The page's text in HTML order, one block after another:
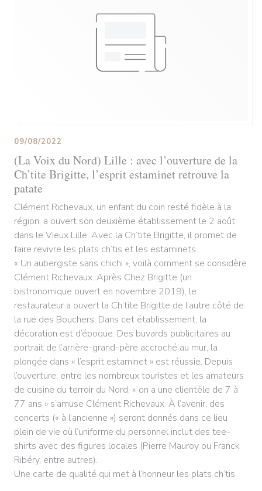
(La Voix du Nord) Lille : avec l’ouverture de la
Ch’tite Brigitte, l’esprit estaminet retrouve la
patate
09/08/2022
Clément Richevaux, un enfant du coin resté fidèle à la
région, a ouvert son deuxième établissement le 2 août
dans le Vieux Lille. Avec la Ch’tite Brigitte, il promet de
faire revivre les plats ch’tis et les estaminets.
« Un aubergiste sans chichi », voilà comment se considère
Clément Richevaux. Après Chez Brigitte (un
bistronomique ouvert en novembre 2019), le
restaurateur a ouvert la Ch’tite Brigitte de l’autre côté de
la rue des Bouchers. Dans cet établissement, la
décoration est d’époque. Des buvards publicitaires au
portrait de l’arrière-grand-père accroché au mur, la
plongée dans « l’esprit estaminet » est réussie. Depuis
l’ouverture, entre les nombreux touristes et les amateurs
de cuisine du terroir du Nord, « on a une clientèle de 7 à
77 ans » s’amuse Clément Richevaux. À l’avenir, des
concerts (« à l’ancienne ») seront donnés dans ce lieu
plein de vie où l’uniforme du personnel inclut des tee-
shirts avec des figures locales (Pierre Mauroy ou Franck
Ribéry, entre autres).
Une carte de qualité qui met à l’honneur les plats ch’tis